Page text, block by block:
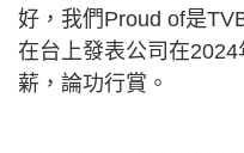
好，我們Proud of是
在台上發表公司在
薪，論功行賞。